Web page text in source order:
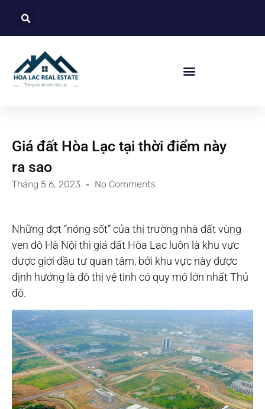
Giá đất Hòa Lạc tại thời điểm này
ra sao
Tháng 5 6, 2023 No Comments
Những đợt “nóng sốt” của thị trường nhà đất vùng
ven đô Hà Nội thì giá đất Hòa Lạc luôn là khu vực
được giới đầu tư quan tâm, bởi khu vực này được
định hướng là đô thị vệ tinh có quy mô lớn nhất Thủ
đô.